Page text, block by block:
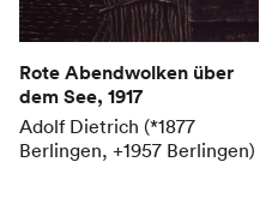
Rote Abendwolken über
dem See, 1917
Adolf Dietrich (*1877
Berlingen, +1957 Berlingen)